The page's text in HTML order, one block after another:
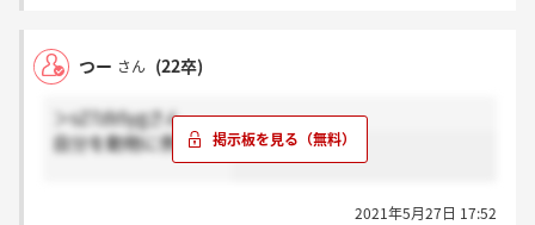
つー さん (22卒)
＞sZ7zb5ygさん
自分を動物に例えると
2021年5月27日 17:52